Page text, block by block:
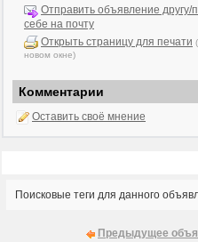
Отправить объявление другу/
себе на почту
Открыть страницу для печати
новом окне)
Комментарии
Оставить своё мнение
Поисковые теги для данного
Предыдущее